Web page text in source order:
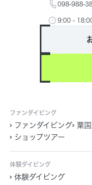
098-988-
9:00 -
ファンダイビング
ファンダイビング 粟
ショップツアー
体験ダイビング
体験ダイビング